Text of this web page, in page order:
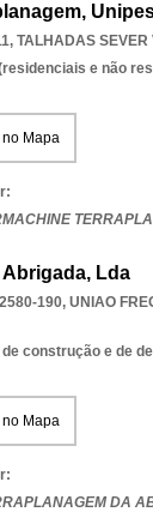
, TALHADAS SEVER
e não
no Mapa
Lda
190, UNIAO
construção e de
no Mapa
DA